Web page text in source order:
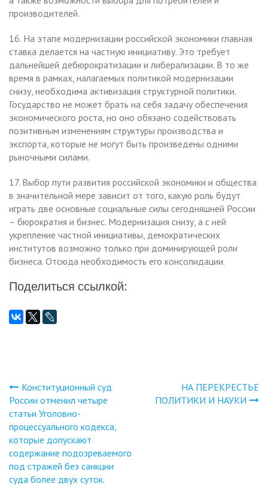
производителей.
16. На этапе модернизации российской экономики главная
ставка делается на частную инициативу. Это требует
дальнейшей дебюрократизации и либерализации. В то же
время в рамках, налагаемых политикой модернизации
снизу, необходима активизация структурной политики.
Государство не может брать на себя задачу обеспечения
экономического роста, но оно обязано содействовать
позитивным изменениям структуры производства и
экспорта, которые не могут быть произведены одними
рыночными силами.
17. Выбор пути развития российской экономики и общества
в значительной мере зависит от того, какую роль будут
играть две основные социальные силы сегодняшней России
– бюрократия и бизнес. Модернизация снизу, а с ней
укрепление частной инициативы, демократических
институтов возможно только при доминирующей роли
бизнеса. Отсюда необходимость его консолидации.
Поделиться ссылкой:
Навигация
по
записям
Конституционный суд
России отменил четыре
статьи Уголовно-
процессуального кодекса,
которые допускают
содержание подозреваемого
под стражей без санкции
суда более двух суток.
НА ПЕРЕКРЕСТЬЕ
ПОЛИТИКИ И НАУКИ